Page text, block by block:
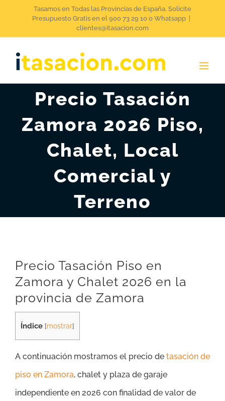
Tasamos en Todas las Provincias de España. Solicite
Presupuesto Gratis en el 900 73 29 10 o Whatsapp
clientes@itasacion.com
Precio Tasación
Zamora 2026 Piso,
Chalet, Local
Comercial y
Terreno
Precio Tasación Piso en
Zamora y Chalet 2026 en la
provincia de Zamora
Índice [mostrar]
A continuación mostramos el precio de tasación de
piso en Zamora, chalet y plaza de garaje
independiente en 2026 con finalidad de valor de